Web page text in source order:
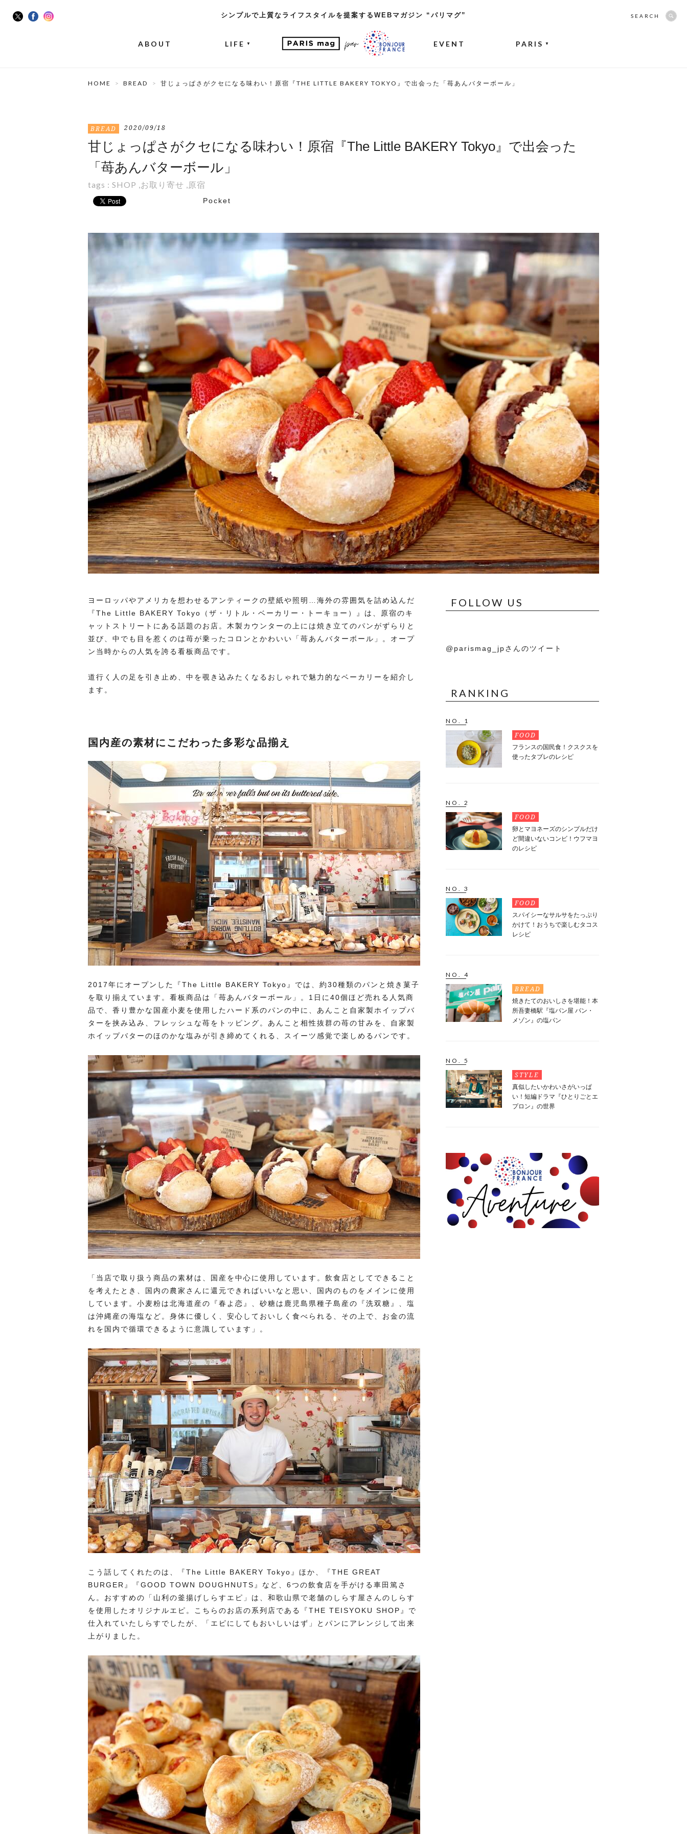
シンプルで上質なライフスタイルを提案するWEBマガジン “パリマグ”
ABOUT LIFE ▼ EVENT PARIS ▼
SEARCH
HOME BREAD 甘じょっぱさがクセになる味わい！原宿『THE LITTLE BAKERY TOKYO』で出会った「苺あんバターボール」
BREAD 2020/09/18
甘じょっぱさがクセになる味わい！原宿『The Little BAKERY Tokyo』で出会った
「苺あんバターボール」
tags : SHOP ,お取り寄せ ,原宿
Pocket
ヨーロッパやアメリカを想わせるアンティークの壁紙や照明…海外の雰囲気を詰め込んだ
『The Little BAKERY Tokyo（ザ・リトル・ベーカリー・トーキョー）』は、原宿のキ
ャットストリートにある話題のお店。木製カウンターの上には焼き立てのパンがずらりと
並び、中でも目を惹くのは苺が乗ったコロンとかわいい「苺あんバターボール」。オープ
ン当時からの人気を誇る看板商品です。
道行く人の足を引き止め、中を覗き込みたくなるおしゃれで魅力的なベーカリーを紹介し
ます。
国内産の素材にこだわった多彩な品揃え
2017年にオープンした『The Little BAKERY Tokyo』では、約30種類のパンと焼き菓子
を取り揃えています。看板商品は「苺あんバターボール」。1日に40個ほど売れる人気商
品で、香り豊かな国産小麦を使用したハード系のパンの中に、あんこと自家製ホイップバ
ターを挟み込み、フレッシュな苺をトッピング。あんこと相性抜群の苺の甘みを、自家製
ホイップバターのほのかな塩みが引き締めてくれる、スイーツ感覚で楽しめるパンです。
「当店で取り扱う商品の素材は、国産を中心に使用しています。飲食店としてできること
を考えたとき、国内の農家さんに還元できればいいなと思い、国内のものをメインに使用
しています。小麦粉は北海道産の『春よ恋』、砂糖は鹿児島県種子島産の『洗双糖』、塩
は沖縄産の海塩など。身体に優しく、安心しておいしく食べられる、その上で、お金の流
れを国内で循環できるように意識しています」。
こう話してくれたのは、『The Little BAKERY Tokyo』ほか、『THE GREAT
BURGER』『GOOD TOWN DOUGHNUTS』など、6つの飲食店を手がける車田篤さ
ん。おすすめの「山利の釜揚げしらすエピ」は、和歌山県で老舗のしらす屋さんのしらす
を使用したオリジナルエピ。こちらのお店の系列店である『THE TEISYOKU SHOP』で
仕入れていたしらすでしたが、「エピにしてもおいしいはず」とパンにアレンジして出来
上がりました。
FOLLOW US
@parismag_jpさんのツイート
RANKING
NO. 1
FOOD
フランスの国民食！クスクスを
使ったタブレのレシピ
NO. 2
FOOD
卵とマヨネーズのシンプルだけ
ど間違いないコンビ！ウフマヨ
のレシピ
NO. 3
FOOD
スパイシーなサルサをたっぷり
かけて！おうちで楽しむタコス
レシピ
NO. 4
BREAD
焼きたてのおいしさを堪能！本
所吾妻橋駅『塩パン屋 パン・
メゾン』の塩パン
NO. 5
STYLE
真似したいかわいさがいっぱ
い！短編ドラマ『ひとりごとエ
プロン』の世界